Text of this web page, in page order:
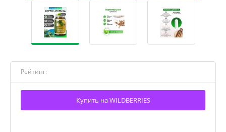
Рейтинг:
Купить на WILDBERRIES